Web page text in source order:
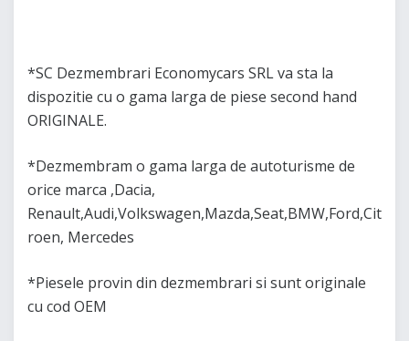
*SC Dezmembrari Economycars SRL va sta la
dispozitie cu o gama larga de piese second hand
ORIGINALE.
*Dezmembram o gama larga de autoturisme de
orice marca ,Dacia,
Renault,Audi,Volkswagen,Mazda,Seat,BMW,Ford,Cit
roen, Mercedes
*Piesele provin din dezmembrari si sunt originale
cu cod OEM